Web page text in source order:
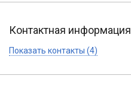
Контактная информация
Показать контакты (4)